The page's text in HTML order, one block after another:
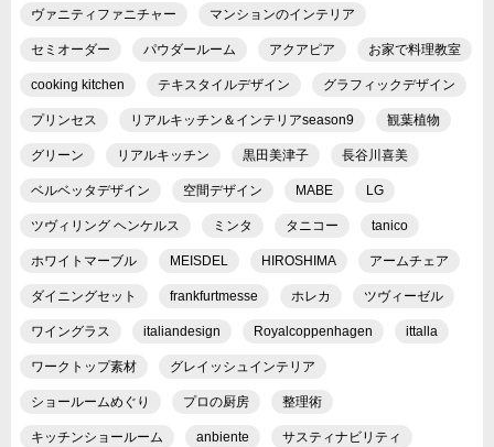
ヴァニティファニチャー マンションのインテリア
セミオーダー パウダールーム アクアピア お家で料理教室
cooking kitchen テキスタイルデザイン グラフィックデザイン
プリンセス リアルキッチン＆インテリアseason9 観葉植物
グリーン リアルキッチン 黒田美津子 長谷川喜美
ベルベッタデザイン 空間デザイン MABE LG
ツヴィリング ヘンケルス ミンタ タニコー tanico
ホワイトマーブル MEISDEL HIROSHIMA アームチェア
ダイニングセット frankfurtmesse ホレカ ツヴィーゼル
ワイングラス italiandesign Royalcoppenhagen ittalla
ワークトップ素材 グレイッシュインテリア
ショールームめぐり プロの厨房 整理術
キッチンショールーム anbiente サスティナビリティ